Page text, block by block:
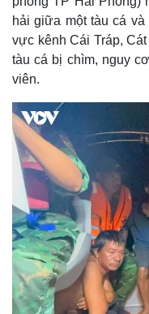
hải giữa một tàu cá
vực kênh Cái Tráp,
tàu cá bị chìm, nguy
viên.